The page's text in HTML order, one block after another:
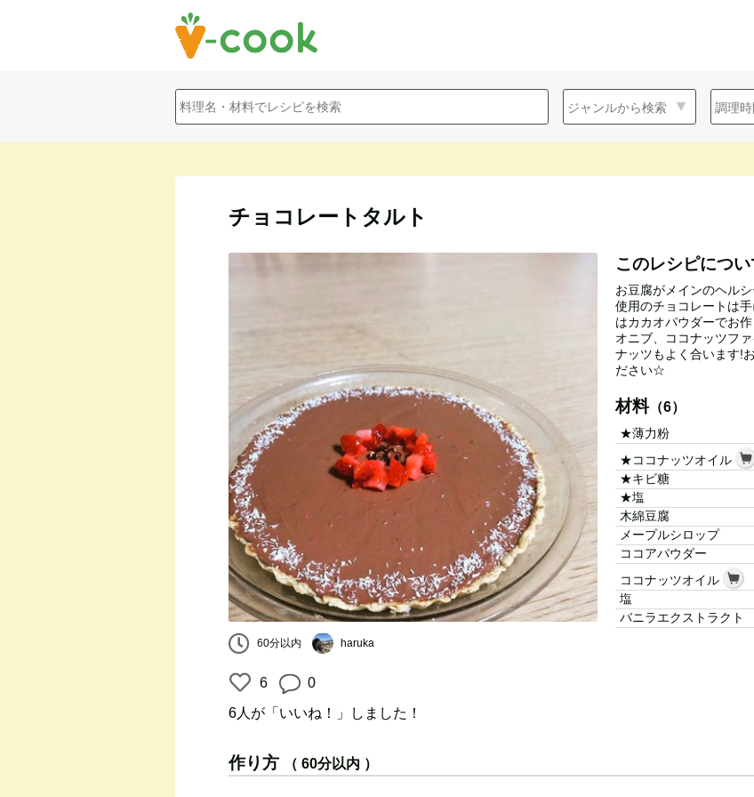
チョコレートタルト
60分以内 haruka
6 0
6人 が「いいね！」しました！
このレシピについ
お豆腐がメインのヘル
使用のチョコレートは
はカカオパウダーでお
オニブ、ココナッツフ
ナッツもよく合います!
ださい☆
材料（6）
★薄力粉
★ココナッツオイル
★キビ糖
★塩
木綿豆腐
メープルシロップ
ココアパウダー
ココナッツオイル
塩
バニラエクストラクト
作り方 （ 60分以内 ）